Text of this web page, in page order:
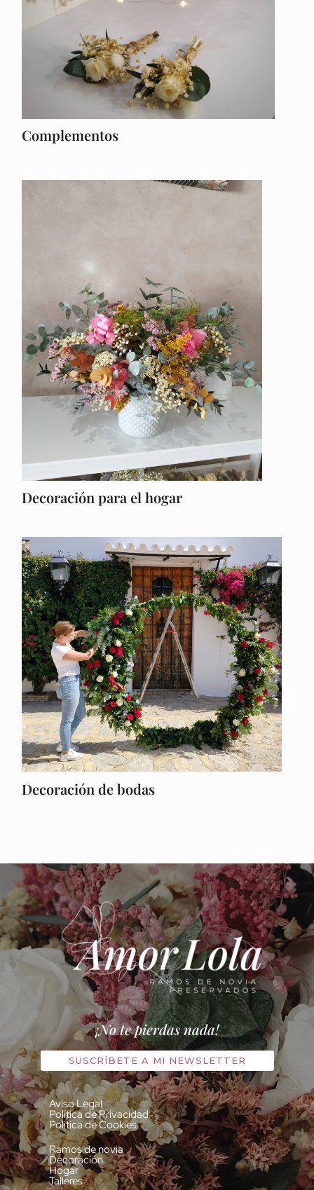
Complementos
Decoración para el hogar
Decoración de bodas
¡No te pierdas nada!
SUSCRÍBETE A MI NEWSLETTER
Aviso Legal
Política de Privacidad
Política de Cookies
Ramos de novia
Decoración
Hogar
Talleres